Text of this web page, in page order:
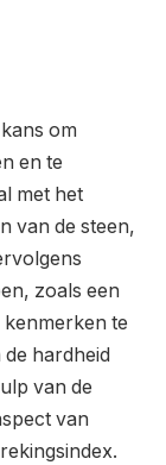
om
en te
met het
van de steen,
zoals een
te
hardheid
van de
van